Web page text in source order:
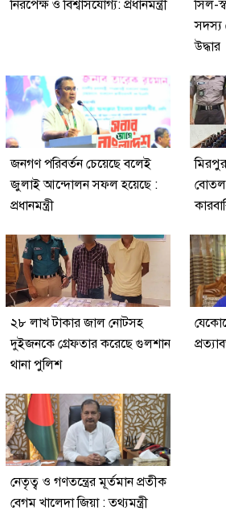
নিরপেক্ষ ও বিশ্বাসযোগ্য: প্রধানমন্ত্রী
সিল-
সদস্য
উদ্ধার
জনগণ পরিবর্তন চেয়েছে বলেই
জুলাই আন্দোলন সফল হয়েছে :
প্রধানমন্ত্রী
বোতল
২৮ লাখ টাকার জাল নোটসহ
দুইজনকে গ্রেফতার করেছে গুলশান
থানা পুলিশ
নেতৃত্ব ও গণতন্ত্রের মূর্তমান প্রতীক
বেগম খালেদা জিয়া : তথ্যমন্ত্রী